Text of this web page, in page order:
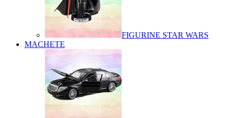
FIGURINE STAR WARS
MACHETE